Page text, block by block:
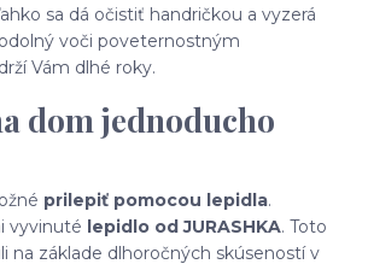
sa dá očistiť handričkou a vyzerá
voči poveternostným
Vám dlhé roky.
dom jednoducho
prilepiť pomocou lepidla.
vyvinuté lepidlo od JURASHKA. Toto
na základe dlhoročných skúseností v